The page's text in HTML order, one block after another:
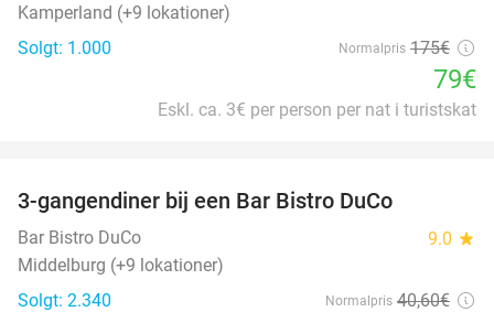
Kamperland (+9 lokationer)
Solgt: 1.000
Normalpris 175€
79€
Eskl. ca. 3€ per person per nat i turistskat
3-gangendiner bij een Bar Bistro DuCo
Bar Bistro DuCo 9.0 star
Middelburg (+9 lokationer)
Solgt: 2.340
Normalpris 40,60€